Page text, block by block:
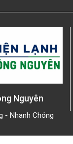
Nguyên
- Nhanh Chóng